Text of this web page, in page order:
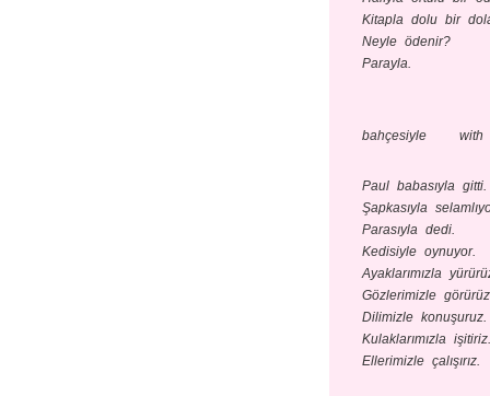
Kitapla dolu bir
Neyle ödenir?
Parayla.
bahçesiyle with
Paul babasıyla gitti.
Şapkasıyla
Parasıyla dedi.
Kedisiyle oynuyor.
Ayaklarımızla
Gözlerimizle
Dilimizle konuşuruz.
Kulaklarımızla işitiriz.
Ellerimizle çalışırız.